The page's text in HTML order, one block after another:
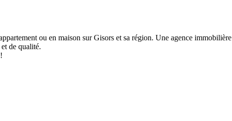
ou en maison sur Gisors et sa région. Une agence
de qualité.